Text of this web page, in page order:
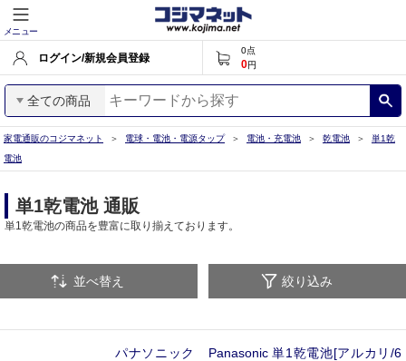
メニュー
ログイン/新規会員登録
0点
0円
全ての商品
家電通販のコジマネット 電球・電池・電源タップ 電池・充電池 乾電池
単1乾
電池
単1乾電池 通販
単1乾電池の商品を豊富に取り揃えております。
並べ替え 絞り込み
パナソニック Panasonic 単1乾電池[アルカリ/6